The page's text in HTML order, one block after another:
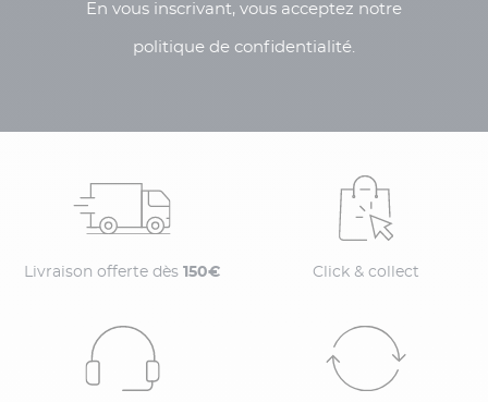
En vous inscrivant, vous acceptez notre
politique de confidentialité.
Livraison offerte dès 150€ Click & collect